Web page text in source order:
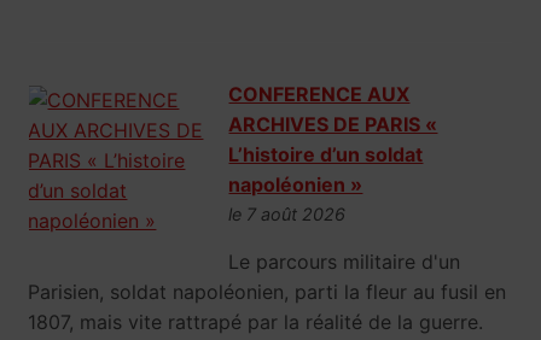
CONFERENCE AUX
ARCHIVES DE PARIS «
L’histoire d’un soldat
napoléonien »
le 7 août 2026
Le parcours militaire d'un
Parisien, soldat napoléonien, parti la fleur au fusil en
1807, mais vite rattrapé par la réalité de la guerre.